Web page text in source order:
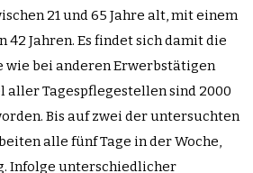
21 und 65 Jahre alt, mit einem
Jahren. Es findet sich damit die
wie bei anderen Erwerbstätigen
aller Tagespflegestellen sind 2000
Bis auf zwei der untersuchten
alle fünf Tage in der Woche,
Infolge unterschiedlicher